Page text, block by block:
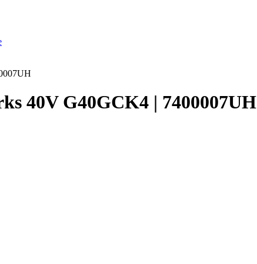
40V G40GCK4 | 7400007UH